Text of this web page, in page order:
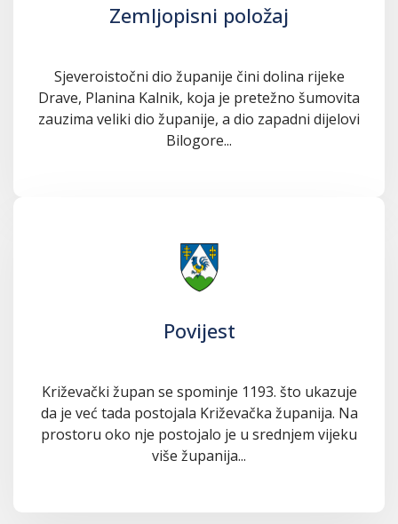
Zemljopisni položaj
Sjeveroistočni dio županije čini dolina rijeke
Drave, Planina Kalnik, koja je pretežno šumovita
zauzima veliki dio županije, a dio zapadni dijelovi
Bilogore...
Povijest
Križevački župan se spominje 1193. što ukazuje
da je već tada postojala Križevačka županija. Na
prostoru oko nje postojalo je u srednjem vijeku
više županija...